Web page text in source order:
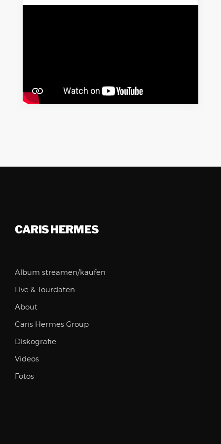
CARIS HERMES
Album streamen/kaufen
Live & Tourdaten
About
Caris Hermes Group
Diskografie
Videos
Fotos